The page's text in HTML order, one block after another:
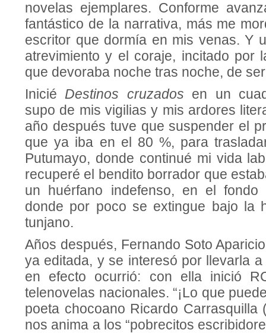
novelas ejemplares. Conforme
fantástico de la narrativa, más me
escritor que dormía en mis venas. Y
atrevimiento y el coraje, incitado por
que devoraba noche tras noche, de
IniciéDestinos cruzados en un
supo de mis vigilias y mis ardores
año después tuve que suspender el
que ya iba en el 80 %, para
Putumayo, donde continué mi vida
recuperé el bendito borrador que
un huérfano indefenso, en el fondo
donde por poco se extingue bajo la
tunjano.
Años después, Fernando Soto
ya editada, y se interesó por llevarla
en efecto ocurrió: con ella inició
telenovelas nacionales. “¡Lo que
poeta chocoano Ricardo Carrasquilla
nos anima a los “pobrecitos